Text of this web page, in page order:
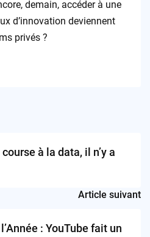
demain, accéder à une
d’innovation deviennent
privés ?
à la data, il n’y a
Article suivant
: YouTube fait un